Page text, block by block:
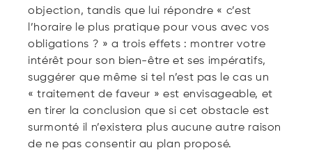
objection, tandis que lui répondre « c’est
l’horaire le plus pratique pour vous avec vos
obligations ? » a trois effets : montrer votre
intérêt pour son bien-être et ses impératifs,
suggérer que même si tel n’est pas le cas un
« traitement de faveur » est envisageable, et
en tirer la conclusion que si cet obstacle est
surmonté il n’existera plus aucune autre raison
de ne pas consentir au plan proposé.